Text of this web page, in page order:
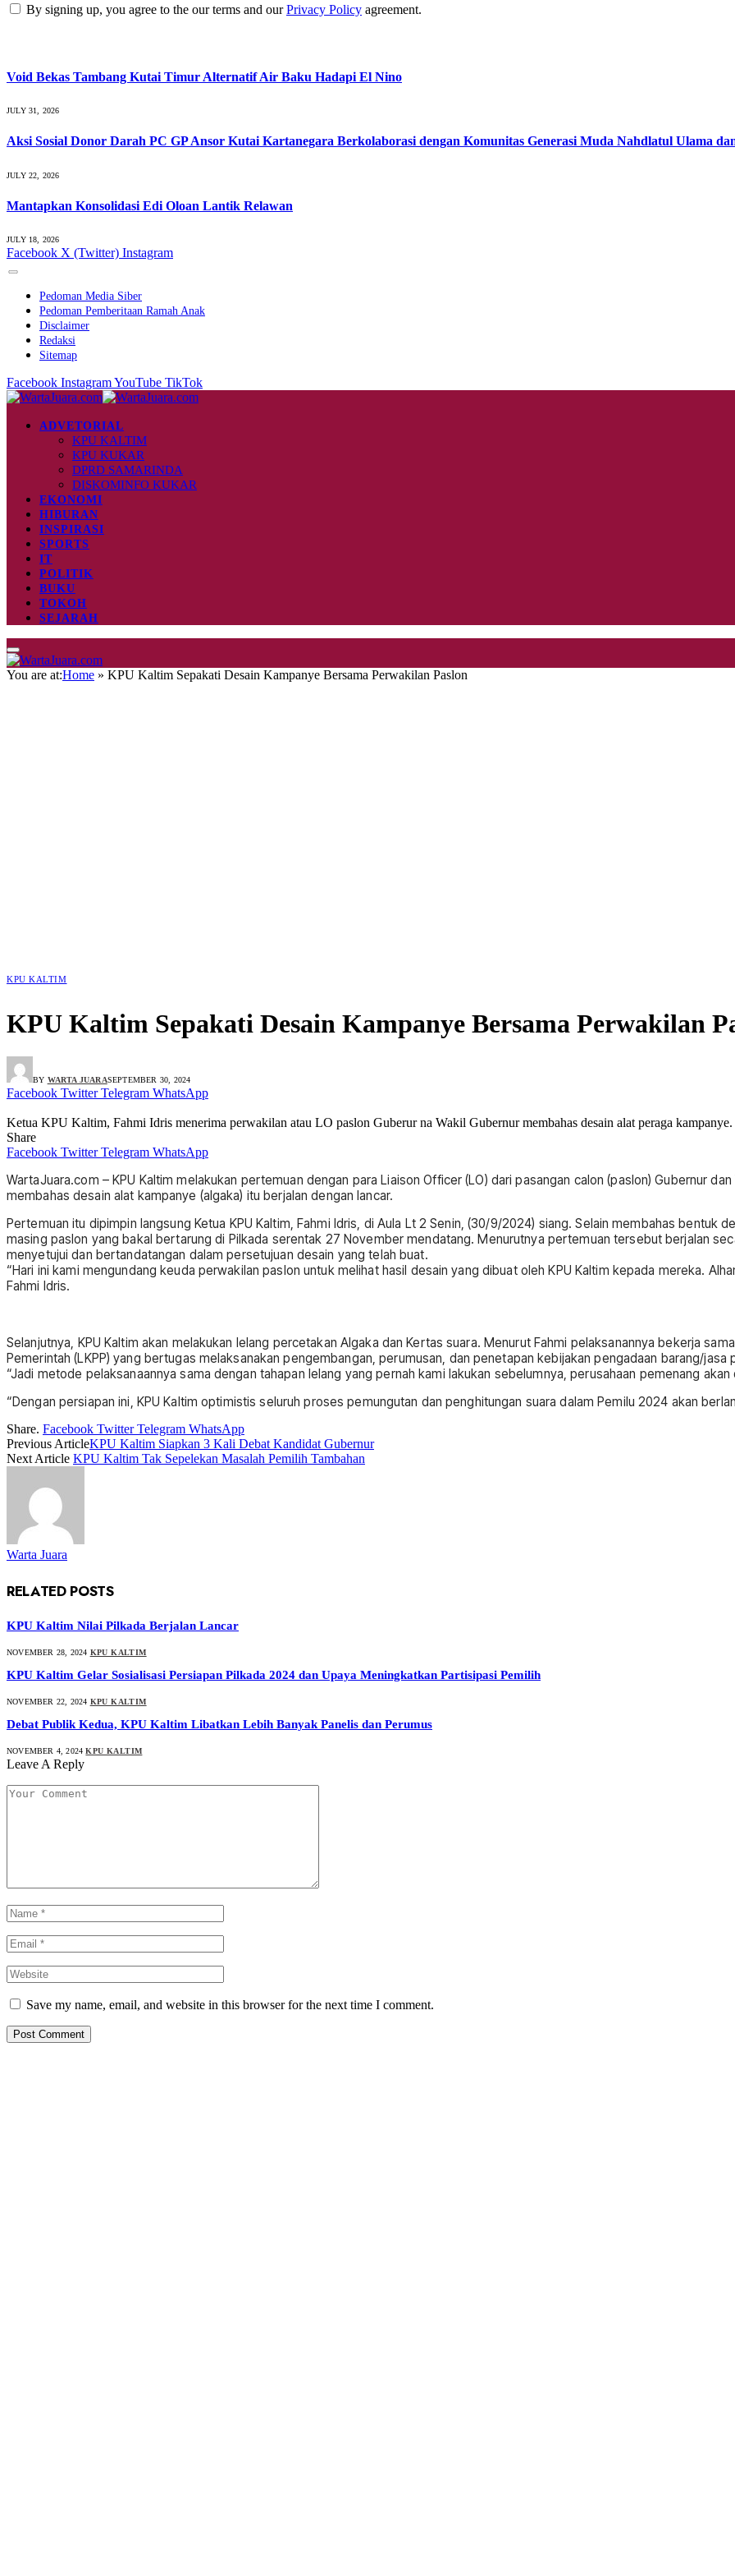
By signing up, you agree to the our terms and ourPrivacy Policy agreement.
Void Bekas Tambang Kutai Timur Alternatif Air Baku Hadapi El Nino
JULY 31, 2026
Aksi Sosial Donor Darah PC GP Ansor Kutai Kartanegara Berkolaborasi dengan Komunitas Generasi Muda Nahdlatul Ulama
JULY 22, 2026
Mantapkan Konsolidasi Edi Oloan Lantik Relawan
JULY 18, 2026
Facebook X (Twitter) Instagram
Pedoman Media Siber
Pedoman Pemberitaan Ramah Anak
Disclaimer
Redaksi
Sitemap
Facebook InstagramYouTube TikTok
ADVETORIAL
KPU KALTIM
KPU KUKAR
DPRD SAMARINDA
DISKOMINFO KUKAR
EKONOMI
HIBURAN
INSPIRASI
SPORTS
IT
POLITIK
BUKU
TOKOH
SEJARAH
You are at:Home » KPU Kaltim Sepakati Desain Kampanye Bersama Perwakilan Paslon
KPU KALTIM
KPU Kaltim Sepakati Desain Kampanye Bersama Perwakilan
BY WARTA JUARASEPTEMBER 30, 2024
Facebook Twitter Telegram WhatsApp
Ketua KPU Kaltim, Fahmi Idris menerima perwakilan atau LO paslon Guberur na Wakil Gubernur membahas desain alat peraga kampanye.
Share
Facebook Twitter Telegram WhatsApp
WartaJuara.com – KPU Kaltim melakukan pertemuan dengan para Liaison Officer (LO) dari pasangan calon (paslon) Gubernur
membahas desain alat kampanye (algaka) itu berjalan dengan lancar.
Pertemuan itu dipimpin langsung Ketua KPU Kaltim, Fahmi Idris, di Aula Lt 2 Senin, (30/9/2024) siang. Selain membahas bentuk
masing paslon yang bakal bertarung di Pilkada serentak 27 November mendatang. Menurutnya pertemuan tersebut berjalan
menyetujui dan bertandatangan dalam persetujuan desain yang telah buat.
“Hari ini kami mengundang keuda perwakilan paslon untuk melihat hasil desain yang dibuat oleh KPU Kaltim kepada mereka.
Fahmi Idris.
Selanjutnya, KPU Kaltim akan melakukan lelang percetakan Algaka dan Kertas suara. Menurut Fahmi pelaksanannya bekerja
Pemerintah (LKPP) yang bertugas melaksanakan pengembangan, perumusan, dan penetapan kebijakan pengadaan barang/jasa
“Jadi metode pelaksanaannya sama dengan tahapan lelang yang pernah kami lakukan sebelumnya, perusahaan pemenang
“Dengan persiapan ini, KPU Kaltim optimistis seluruh proses pemungutan dan penghitungan suara dalam Pemilu 2024 akan
Share. Facebook Twitter Telegram WhatsApp
Previous ArticleKPU Kaltim Siapkan 3 Kali Debat Kandidat Gubernur
Next Article KPU Kaltim Tak Sepelekan Masalah Pemilih Tambahan
Warta Juara
RELATED POSTS
KPU Kaltim Nilai Pilkada Berjalan Lancar
NOVEMBER 28, 2024 KPU KALTIM
KPU Kaltim Gelar Sosialisasi Persiapan Pilkada 2024 dan Upaya Meningkatkan Partisipasi Pemilih
NOVEMBER 22, 2024 KPU KALTIM
Debat Publik Kedua, KPU Kaltim Libatkan Lebih Banyak Panelis dan Perumus
NOVEMBER 4, 2024 KPU KALTIM
Leave A Reply
Save my name, email, and website in this browser for the next time I comment.